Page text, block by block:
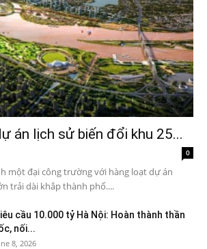
án lịch sử biến đổi khu 25...
0
một đại công trường với hàng loạt dự án
trải dài khắp thành phố....
cầu 10.000 tỷ Hà Nội: Hoàn thành thần
nối...
8, 2026